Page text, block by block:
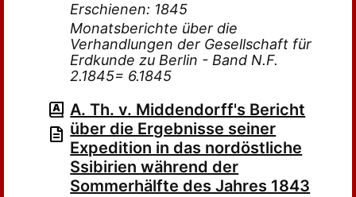
Erschienen: 1845
Monatsberichte über die
Verhandlungen der Gesellschaft für
Erdkunde zu Berlin - Band N.F.
2.1845= 6.1845
A. Th. v. Middendorff's Bericht
über die Ergebnisse seiner
Expedition in das nordöstliche
Ssibirien während der
Sommerhälfte des Jahres 1843